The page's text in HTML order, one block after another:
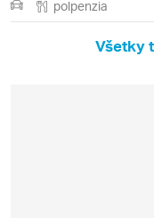
polpenzia
Všetky